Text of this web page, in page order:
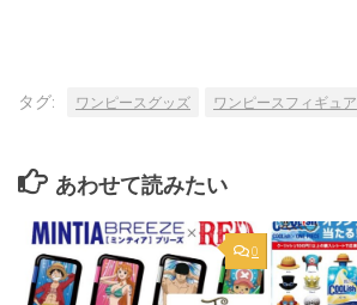
タグ: ワンピースグッズ ワンピースフィギュア
あわせて読みたい
0